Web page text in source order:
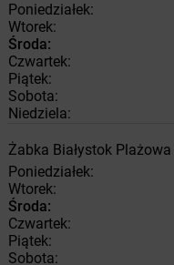
Poniedziałek:
Wtorek:
Środa:
Czwartek:
Piątek:
Sobota:
Niedziela:
Żabka Białystok Plażowa
Poniedziałek:
Wtorek:
Środa:
Czwartek:
Piątek:
Sobota: